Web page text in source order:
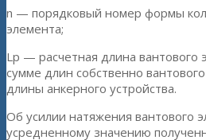
n — порядковый номер формы
элемента;
Lp — расчетная длина вантового
сумме длин собственно
длины анкерного устройства.
Об усилии натяжения вантового
усредненному значению